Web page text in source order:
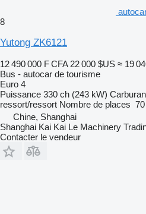
8
Yutong ZK6121
12 490 000 F CFA 22 000 $US ≈ 19
Bus - autocar de tourisme
Euro 4
Puissance 330 ch (243 kW)
ressort/ressort Nombre de places 70
Chine, Shanghai
Shanghai Kai Kai Le Machinery
Contacter le vendeur